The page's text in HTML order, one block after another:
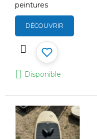
peintures
DÉCOUVRIR
Disponible